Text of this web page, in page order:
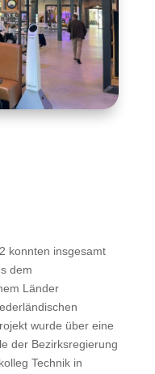
konnten insgesamt
dem
Länder
wurde über eine
der Bezirksregierung
Technik in